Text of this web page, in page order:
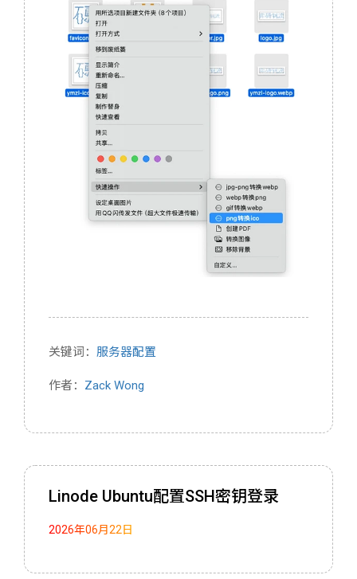
关键词： 服务器配置
作者： Zack Wong
Linode Ubuntu配置SSH密钥登录
2026年06月22日